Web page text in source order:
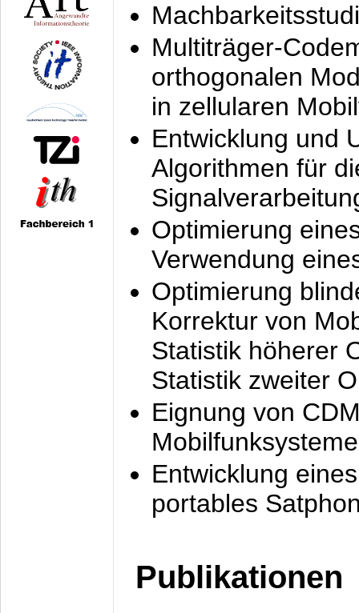
Multiträger-
orthogonalen
in zellularen
Entwicklung und
Algorithmen für
Optimierung
Verwendung
Optimierung
Korrektur von
Statistik höherer
Statistik zweiter
Eignung von
Mobilfunksysteme
Entwicklung
portables
Publikationen